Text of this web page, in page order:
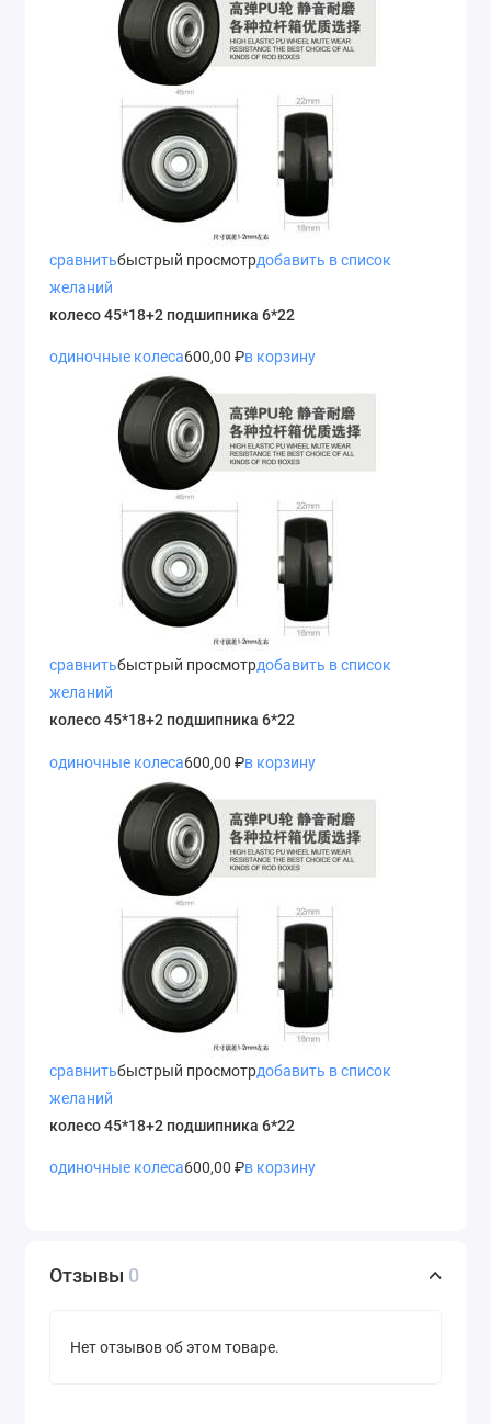
сравнитьбыстрый просмотрдобавить в список
желаний
колесо 45*18+2 подшипника 6*22
одиночные колеса600,00 ₽в корзину
сравнитьбыстрый просмотрдобавить в список
желаний
колесо 45*18+2 подшипника 6*22
одиночные колеса600,00 ₽в корзину
сравнитьбыстрый просмотрдобавить в список
желаний
колесо 45*18+2 подшипника 6*22
одиночные колеса600,00 ₽в корзину
Отзывы 0
Нет отзывов об этом товаре.